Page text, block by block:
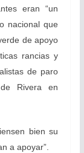
eran “un
nacional que
de apoyo
rancias y
de paro
Rivera en
bien su
a apoyar”.